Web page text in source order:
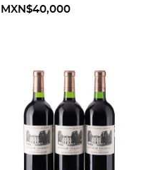
MXN$40,000